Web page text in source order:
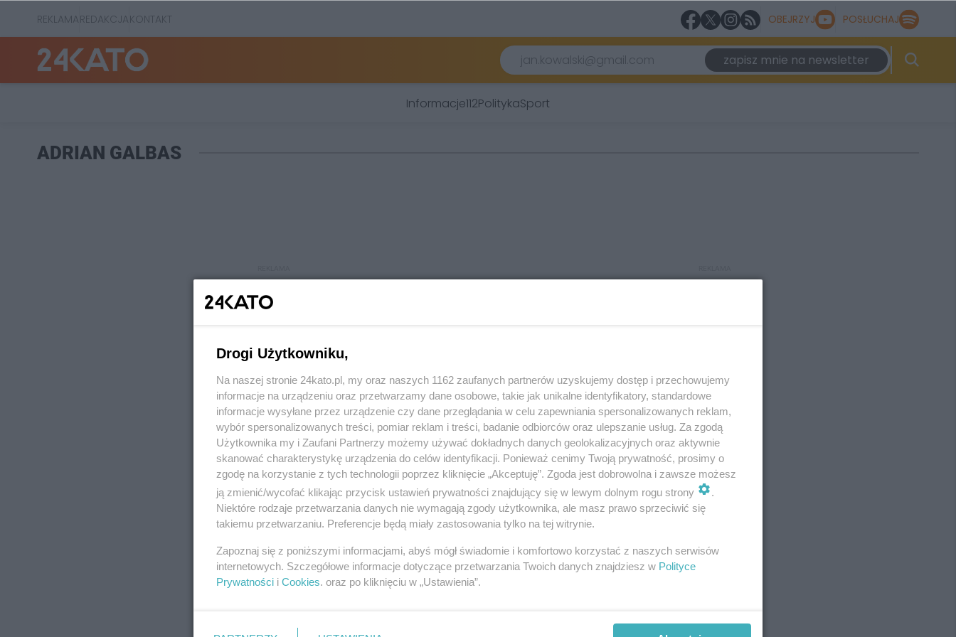
REKLAMAREDAKCJAKONTAKT OBEJRZYJ POSŁUCHAJ
zapisz mnie na newsletter
Informacje112PolitykaSport
ADRIAN GALBAS
REKLAMA REKLAMA
Drogi Użytkowniku,
Na naszej stronie 24kato.pl, my oraz naszych 1162 zaufanych partnerów uzyskujemy dostęp i przechowujemy
informacje na urządzeniu oraz przetwarzamy dane osobowe, takie jak unikalne identyfikatory, standardowe
informacje wysyłane przez urządzenie czy dane przeglądania w celu zapewniania spersonalizowanych reklam,
wybór spersonalizowanych treści, pomiar reklam i treści, badanie odbiorców oraz ulepszanie usług. Za zgodą
Użytkownika my i Zaufani Partnerzy możemy używać dokładnych danych geolokalizacyjnych oraz aktywnie
skanować charakterystykę urządzenia do celów identyfikacji. Ponieważ cenimy Twoją prywatność, prosimy o
zgodę na korzystanie z tych technologii poprzez kliknięcie „Akceptuję”. Zgoda jest dobrowolna i zawsze możesz
ją zmienić/wycofać klikając przycisk ustawień prywatności znajdujący się w lewym dolnym rogu strony
.
Niektóre rodzaje przetwarzania danych nie wymagają zgody użytkownika, ale masz prawo sprzeciwić się
takiemu przetwarzaniu. Preferencje będą miały zastosowania tylko na tej witrynie.
Zapoznaj się z poniższymi informacjami, abyś mógł świadomie i komfortowo korzystać z naszych serwisów
internetowych. Szczegółowe informacje dotyczące przetwarzania Twoich danych znajdziesz w Polityce
Prywatności i Cookies. oraz po kliknięciu w „Ustawienia”.